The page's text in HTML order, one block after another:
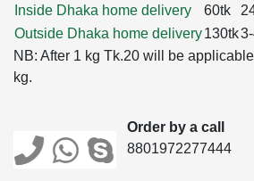
Inside Dhaka home delivery
60tk
Outside Dhaka home delivery130tk
NB: After 1 kg Tk.20 will be
kg.
Order by a call
8801972277444